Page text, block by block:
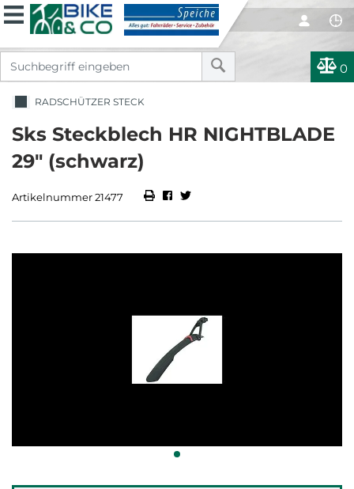
0
RADSCHÜTZER STECK
Sks Steckblech HR NIGHTBLADE
29" (schwarz)
Artikelnummer 21477